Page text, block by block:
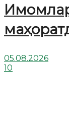
05.08.2026
10